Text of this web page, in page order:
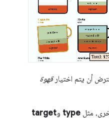
أن يتم اختيارقهوة
مثل type وtarget